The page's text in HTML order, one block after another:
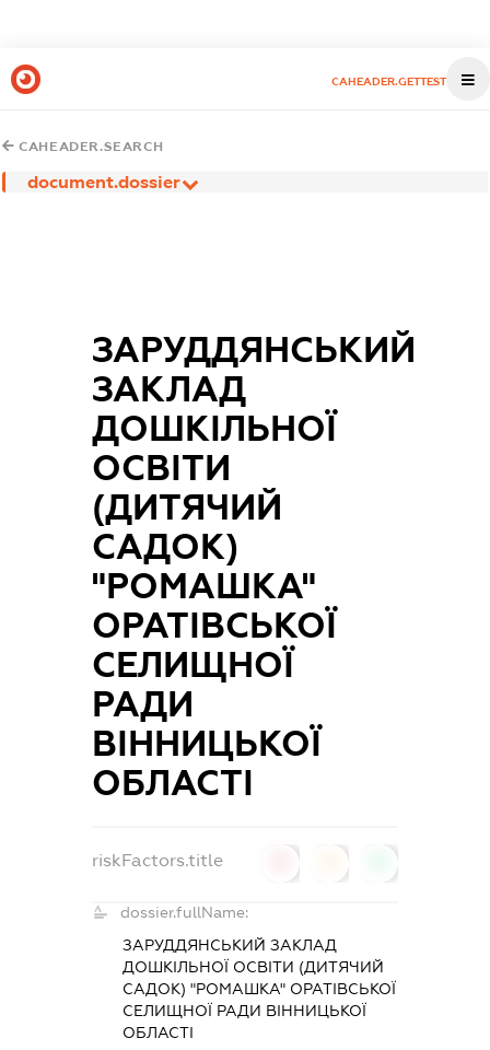
CAHEADER.GETTEST
CAHEADER.SEARCH
document.dossier
ЗАРУДДЯНСЬКИЙ
ЗАКЛАД
ДОШКІЛЬНОЇ
ОСВІТИ
(ДИТЯЧИЙ
САДОК)
"РОМАШКА"
ОРАТІВСЬКОЇ
СЕЛИЩНОЇ
РАДИ
ВІННИЦЬКОЇ
ОБЛАСТІ
riskFactors.title
dossier.fullName:
ЗАРУДДЯНСЬКИЙ ЗАКЛАД
ДОШКІЛЬНОЇ ОСВІТИ (ДИТЯЧИЙ
САДОК) "РОМАШКА" ОРАТІВСЬКОЇ
СЕЛИЩНОЇ РАДИ ВІННИЦЬКОЇ
ОБЛАСТІ